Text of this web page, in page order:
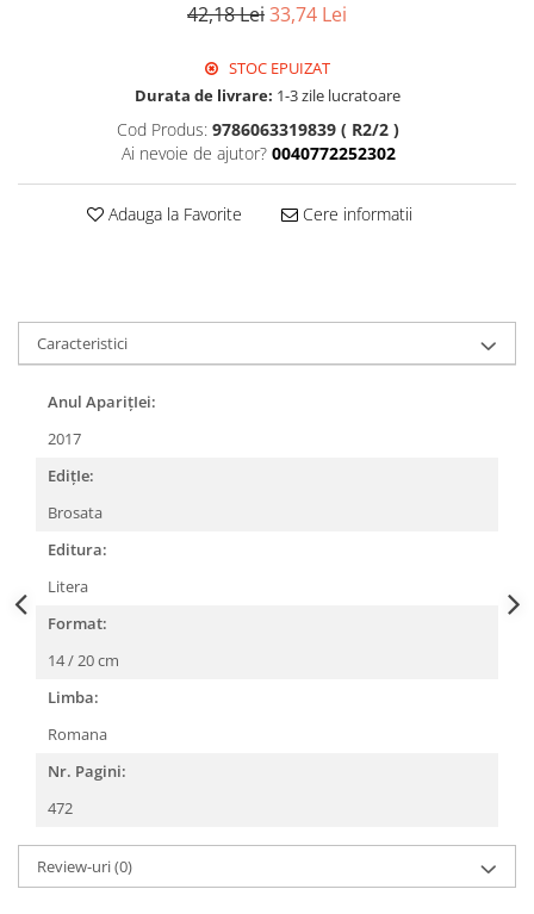
42,18 Lei33,74 Lei
STOC EPUIZAT
Durata de livrare: 1-3 zile lucratoare
Cod Produs: 9786063319839 ( R2/2 )
Ai nevoie de ajutor? 0040772252302
Adauga la Favorite Cere informatii
Caracteristici
Anul AparițIei:
2017
EdițIe:
Brosata
Editura:
Litera
Format:
14 / 20 cm
Limba:
Romana
Nr. Pagini:
472
Review-uri(0)